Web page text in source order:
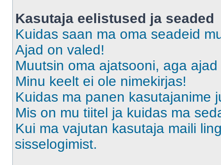
Kasutaja eelistused ja seaded
Kuidas saan ma oma seadeid
Ajad on valed!
Muutsin oma ajatsooni, aga
Minu keelt ei ole nimekirjas!
Kuidas ma panen kasutajanime
Mis on mu tiitel ja kuidas ma
Kui ma vajutan kasutaja maili
sisselogimist.